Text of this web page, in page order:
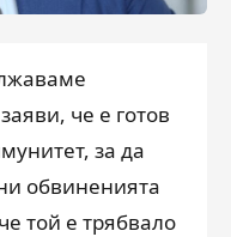
че е готов
за да
обвиненията
той е трябвало